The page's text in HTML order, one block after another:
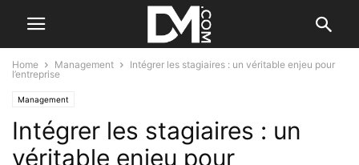
Home Management
Intégrer les stagiaires : un véritable enjeu pour
l’entreprise
Management
Intégrer les stagiaires : un
véritable enjeu pour